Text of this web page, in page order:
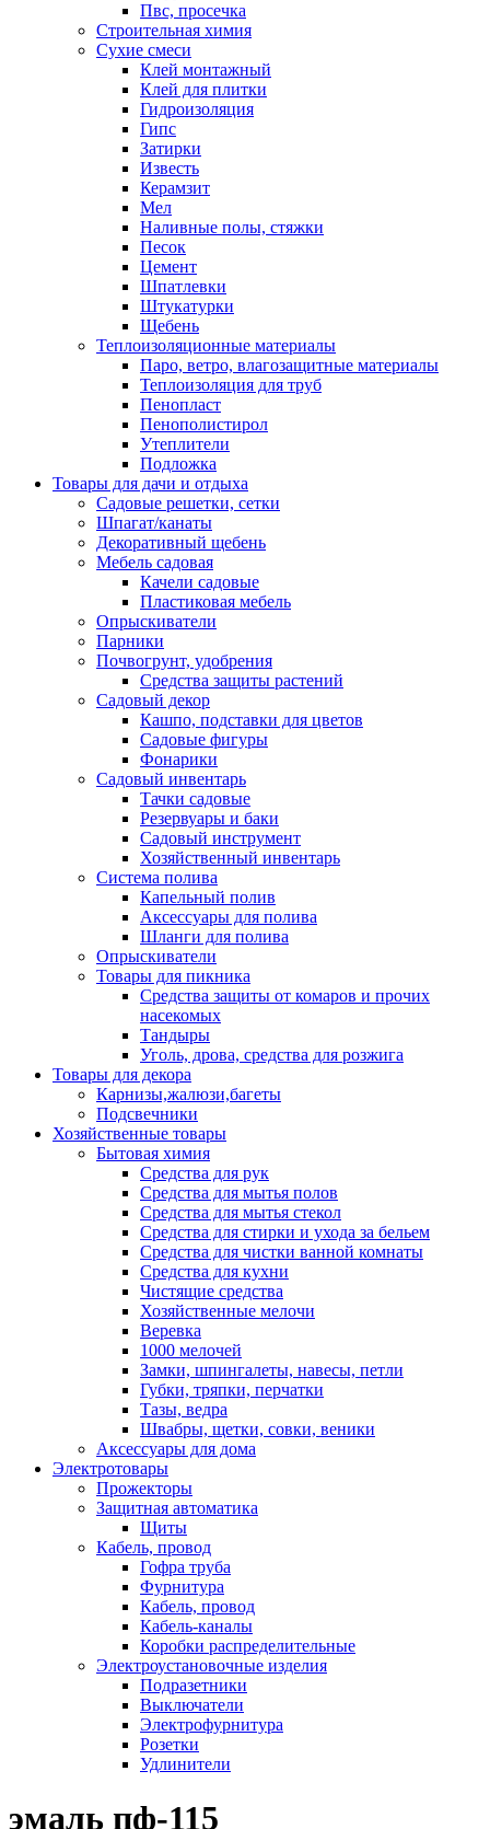
Пвс, просечка
Строительная химия
Сухие смеси
Клей монтажный
Клей для плитки
Гидроизоляция
Гипс
Затирки
Известь
Керамзит
Мел
Наливные полы, стяжки
Песок
Цемент
Шпатлевки
Штукатурки
Щебень
Теплоизоляционные материалы
Паро, ветро, влагозащитные материалы
Теплоизоляция для труб
Пенопласт
Пенополистирол
Утеплители
Подложка
Товары для дачи и отдыха
Садовые решетки, сетки
Шпагат/канаты
Декоративный щебень
Мебель садовая
Качели садовые
Пластиковая мебель
Опрыскиватели
Парники
Почвогрунт, удобрения
Средства защиты растений
Садовый декор
Кашпо, подставки для цветов
Садовые фигуры
Фонарики
Садовый инвентарь
Тачки садовые
Резервуары и баки
Садовый инструмент
Хозяйственный инвентарь
Система полива
Капельный полив
Аксессуары для полива
Шланги для полива
Опрыскиватели
Товары для пикника
Средства защиты от комаров и прочих
насекомых
Тандыры
Уголь, дрова, средства для розжига
Товары для декора
Карнизы,жалюзи,багеты
Подсвечники
Хозяйственные товары
Бытовая химия
Средства для рук
Средства для мытья полов
Средства для мытья стекол
Средства для стирки и ухода за бельем
Средства для чистки ванной комнаты
Средства для кухни
Чистящие средства
Хозяйственные мелочи
Веревка
1000 мелочей
Замки, шпингалеты, навесы, петли
Губки, тряпки, перчатки
Тазы, ведра
Швабры, щетки, совки, веники
Аксессуары для дома
Электротовары
Прожекторы
Защитная автоматика
Щиты
Кабель, провод
Гофра труба
Фурнитура
Кабель, провод
Кабель-каналы
Коробки распределительные
Электроустановочные изделия
Подразетники
Выключатели
Электрофурнитура
Розетки
Удлинители
эмаль пф-115